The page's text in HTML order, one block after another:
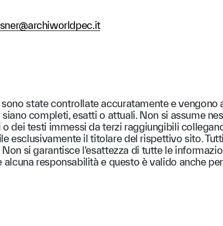
@archiworldpec.it
state controllate accuratamente e vengono
completi, esatti o attuali. Non si assume
dei testi immessi da terzi raggiungibili
esclusivamente il titolare del rispettivo sito.
si garantisce l'esattezza di tutte le
responsabilità e questo è valido anche